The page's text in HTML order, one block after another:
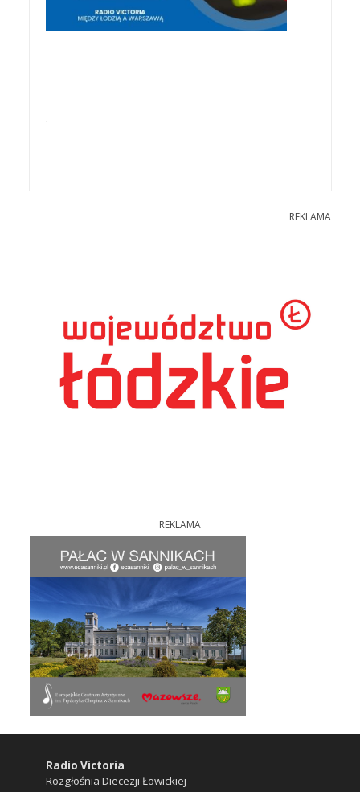
.
REKLAMA
REKLAMA
Radio Victoria
Rozgłośnia Diecezji Łowickiej